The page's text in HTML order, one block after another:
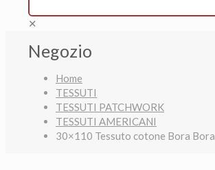
✕
Negozio
Home
TESSUTI
TESSUTI PATCHWORK
TESSUTI AMERICANI
30×110 Tessuto cotone Bora Bora